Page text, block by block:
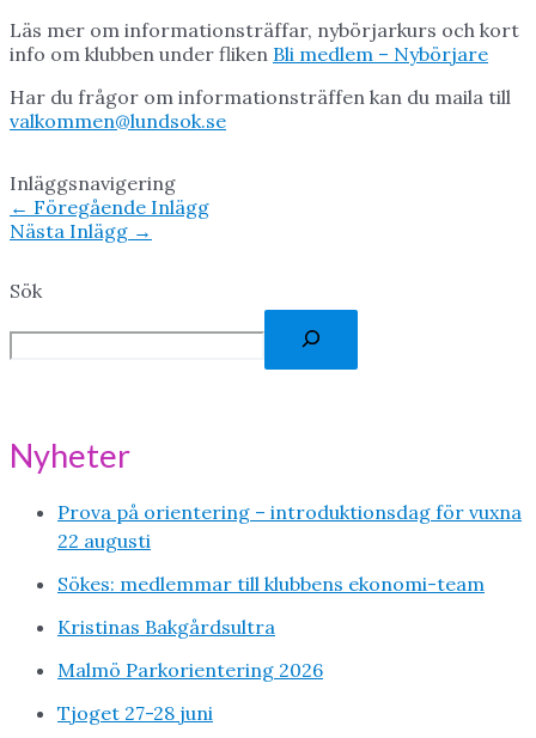
Läs mer om informationsträffar, nybörjarkurs och kort
info om klubben under fliken Bli medlem – Nybörjare
Har du frågor om informationsträffen kan du maila till
valkommen@lundsok.se
Inläggsnavigering
← Föregående Inlägg
Nästa Inlägg →
Sök
Nyheter
Prova på orientering – introduktionsdag för vuxna
22 augusti
Sökes: medlemmar till klubbens ekonomi-team
Kristinas Bakgårdsultra
Malmö Parkorientering 2026
Tjoget 27-28 juni